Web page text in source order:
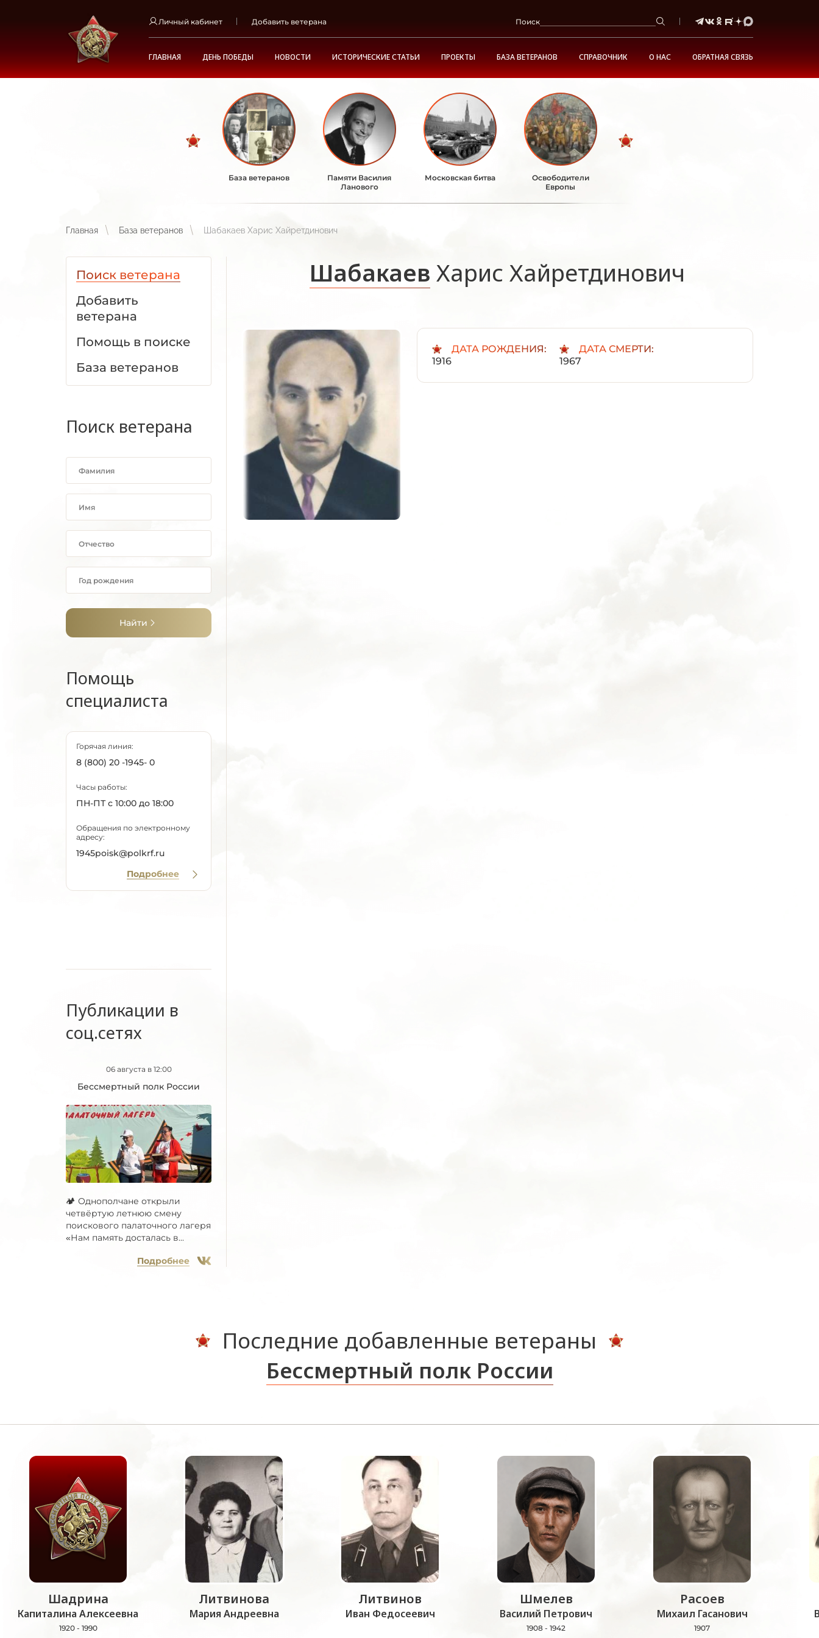
Личный кабинет Добавить ветерана Поиск
ГЛАВНАЯ ДЕНЬ ПОБЕДЫ НОВОСТИ ИСТОРИЧЕСКИЕ СТАТЬИ ПРОЕКТЫ БАЗА ВЕТЕРАНОВ СПРАВОЧНИК О НАС ОБРАТНАЯ СВЯЗЬ
База ветеранов
Памяти Василия
Ланового
Московская битва
Освободители
Европы
Главная База ветеранов Шабакаев Харис Хайретдинович
Поиск ветерана
Добавить
ветерана
Помощь в поиске
База ветеранов
Поиск ветерана
Найти
Помощь
специалиста
Горячая линия:
8 (800) 20 -1945- 0
Часы работы:
ПН-ПТ с 10:00 до 18:00
Обращения по электронному
адресу:
1945poisk@polkrf.ru
Подробнее
Публикации в
соц.сетях
06 августа в 12:00
Бессмертный полк России
🏕 Однополчане открыли
четвёртую летнюю смену
поискового палаточного лагеря
«Нам память досталась в...
Подробнее
Шабакаев Харис Хайретдинович
ДАТА РОЖДЕНИЯ:
1916
ДАТА СМЕРТИ:
1967
Последние добавленные ветераны
Бессмертный полк России
Шадрина
Капиталина Алексеевна
1920 - 1990
Литвинова
Мария Андреевна
Литвинов
Иван Федосеевич
Шмелев
Василий Петрович
1908 - 1942
Расоев
Михаил Гасанович
1907